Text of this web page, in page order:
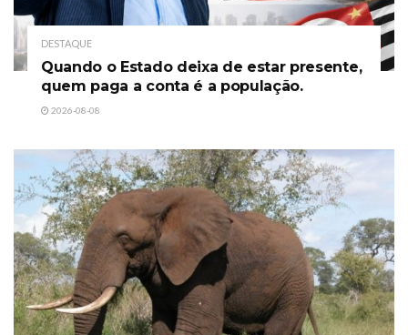
DESTAQUE
Quando o Estado deixa de estar presente,
quem paga a conta é a população.
2026-08-08